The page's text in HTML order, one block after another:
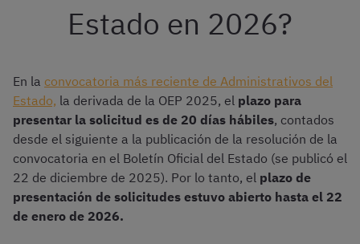
Estado en 2026?
En la convocatoria más reciente de Administrativos del
Estado, la derivada de la OEP 2025, el plazo para
presentar la solicitud es de 20 días hábiles, contados
desde el siguiente a la publicación de la resolución de la
convocatoria en el Boletín Oficial del Estado (se publicó el
22 de diciembre de 2025). Por lo tanto, el plazo de
presentación de solicitudes estuvo abierto hasta el 22
de enero de 2026.